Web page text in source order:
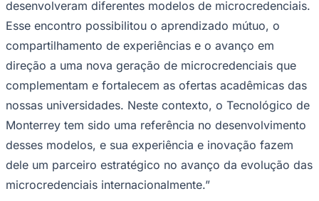
Ceará
tecnológicas e do mercado de trabalho.
Em um momento em que a transformação digital está
redefinindo a forma como as habilidades são adquiridas,
o IFE promove a colaboração internacional para acelerar
a evolução da educação. De acordo com o
ManpowerGroup, 70% das empresas do México têm
dificuldades para encontrar talentos com as habilidades
certas – um número que quase dobrou nos últimos 15
anos - destacando a necessidade de modelos de